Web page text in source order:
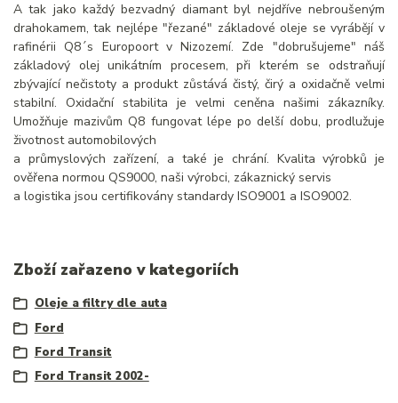
A tak jako každý bezvadný diamant byl nejdříve nebroušeným
drahokamem, tak nejlépe "řezané" základové oleje se vyrábějí v
rafinérii Q8´s Europoort v Nizozemí. Zde "dobrušujeme" náš
základový olej unikátním procesem, při kterém se odstraňují
zbývající nečistoty a produkt zůstává čistý, čirý a oxidačně velmi
stabilní. Oxidační stabilita je velmi ceněna našimi zákazníky.
Umožňuje mazivům Q8 fungovat lépe po delší dobu, prodlužuje
životnost automobilových
a průmyslových zařízení, a také je chrání. Kvalita výrobků je
ověřena normou QS9000, naši výrobci, zákaznický servis
a logistika jsou certifikovány standardy ISO9001 a ISO9002.
Zboží zařazeno v kategoriích
Oleje a filtry dle auta
Ford
Ford Transit
Ford Transit 2002-